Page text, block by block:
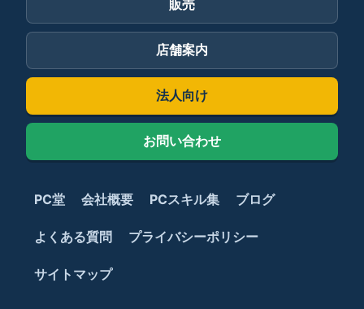
販売
店舗案内
法人向け
お問い合わせ
PC堂 会社概要 PCスキル集 ブログ
よくある質問 プライバシーポリシー
サイトマップ